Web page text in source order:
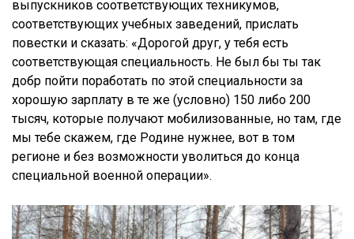
выпускников соответствующих техникумов,
соответствующих учебных заведений, прислать
повестки и сказать: «Дорогой друг, у тебя есть
соответствующая специальность. Не был бы ты так
добр пойти поработать по этой специальности за
хорошую зарплату в те же (условно) 150 либо 200
тысяч, которые получают мобилизованные, но там, где
мы тебе скажем, где Родине нужнее, вот в том
регионе и без возможности уволиться до конца
специальной военной операции».